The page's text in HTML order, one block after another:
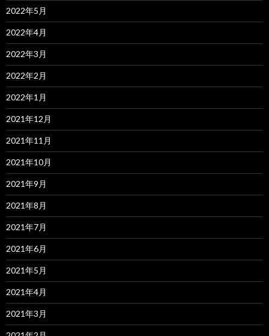
2022年5月
2022年4月
2022年3月
2022年2月
2022年1月
2021年12月
2021年11月
2021年10月
2021年9月
2021年8月
2021年7月
2021年6月
2021年5月
2021年4月
2021年3月